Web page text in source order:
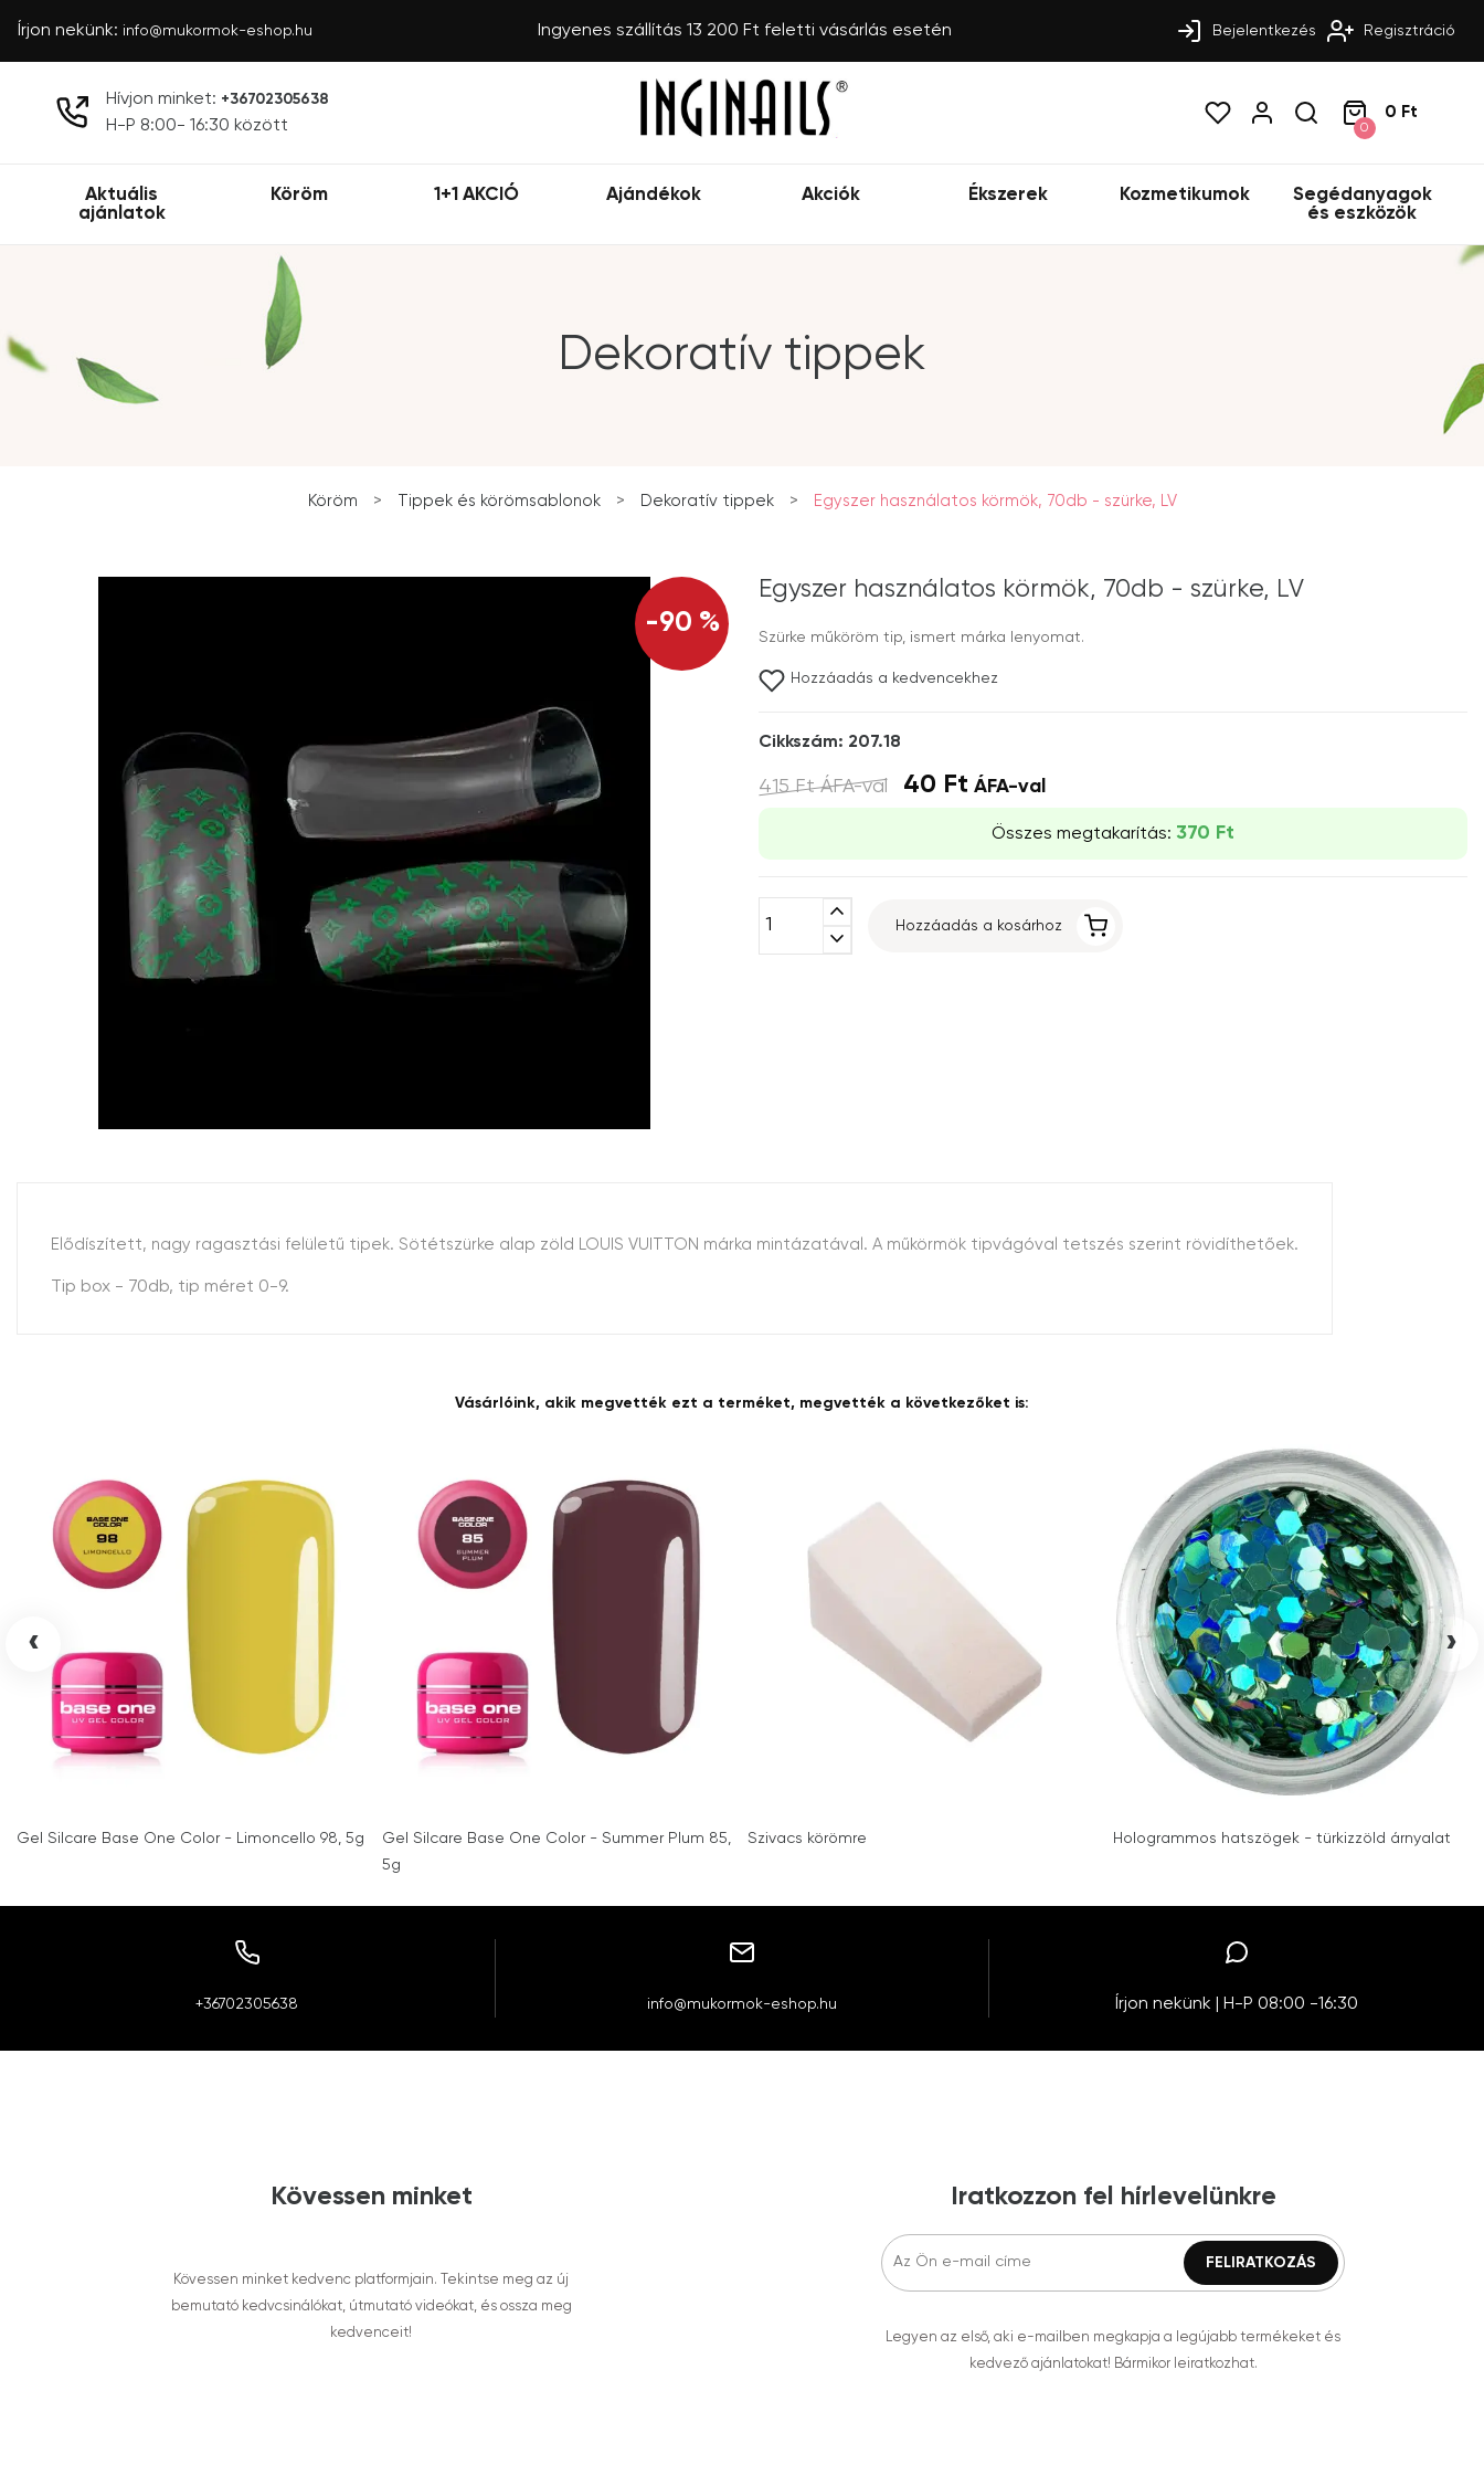
Írjon nekünk: info@mukormok-eshop.hu Ingyenes szállítás 13 200 Ft feletti vásárlás esetén Bejelentkezés Regisztráció
Hívjon minket: +36702305638
H-P 8:00- 16:30 között 0
0 Ft
Aktuális
ajánlatok
Köröm 1+1 AKCIÓ Ajándékok Akciók Ékszerek Kozmetikumok
Segédanyagok
és eszközök
Dekoratív tippek
Köröm > Tippek és körömsablonok > Dekoratív tippek > Egyszer használatos körmök, 70db - szürke, LV
-90 %
Egyszer használatos körmök, 70db - szürke, LV
Szürke műköröm tip, ismert márka lenyomat.
Hozzáadás a kedvencekhez
Cikkszám: 207.18
415 FtÁFA-val 40 Ft ÁFA-val
Összes megtakarítás: 370 Ft
expand_less
expand_more
Hozzáadás a kosárhoz
Elődíszített, nagy ragasztási felületű tipek. Sötétszürke alap zöld LOUIS VUITTON márka mintázatával. A műkörmök tipvágóval tetszés szerint rövidíthetőek.
Tip box - 70db, tip méret 0-9.
Vásárlóink, akik megvették ezt a terméket, megvették a következőket is:
Gel Silcare Base One Color - Limoncello 98, 5g
Gel Silcare Base One Color - Summer Plum 85,
5g
Szivacs körömre Hologrammos hatszögek - türkizzöld árnyalat
‹ ›
+36702305638 info@mukormok-eshop.hu Írjon nekünk | H-P 08:00 -16:30
Kövessen minket
Kövessen minket kedvenc platformjain. Tekintse meg az új
bemutató kedvcsinálókat, útmutató videókat, és ossza meg
kedvenceit!
Iratkozzon fel hírlevelünkre
Legyen az első, aki e-mailben megkapja a legújabb termékeket és
kedvező ajánlatokat! Bármikor leiratkozhat.